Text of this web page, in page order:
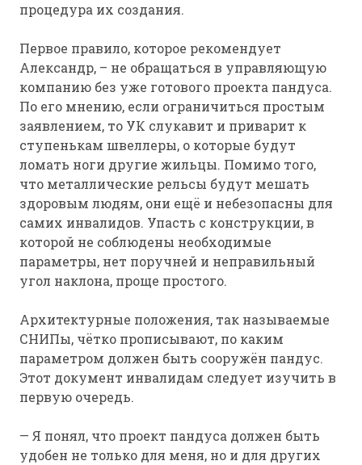
процедура их создания.
Первое правило, которое рекомендует
Александр, – не обращаться в управляющую
компанию без уже готового проекта пандуса.
По его мнению, если ограничиться простым
заявлением, то УК слукавит и приварит к
ступенькам швеллеры, о которые будут
ломать ноги другие жильцы. Помимо того,
что металлические рельсы будут мешать
здоровым людям, они ещё и небезопасны для
самих инвалидов. Упасть с конструкции, в
которой не соблюдены необходимые
параметры, нет поручней и неправильный
угол наклона, проще простого.
Архитектурные положения, так называемые
СНИПы, чётко прописывают, по каким
параметром должен быть сооружён пандус.
Этот документ инвалидам следует изучить в
первую очередь.
— Я понял, что проект пандуса должен быть
удобен не только для меня, но и для других